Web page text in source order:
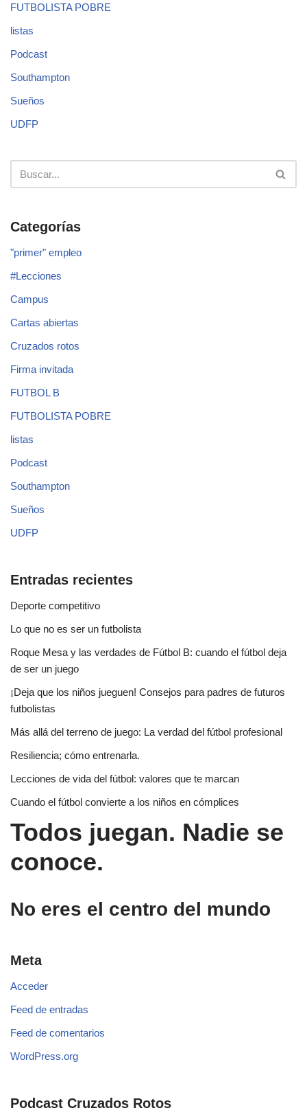
FUTBOLISTA POBRE
listas
Podcast
Southampton
Sueños
UDFP
Categorías
"primer" empleo
#Lecciones
Campus
Cartas abiertas
Cruzados rotos
Firma invitada
FUTBOL B
FUTBOLISTA POBRE
listas
Podcast
Southampton
Sueños
UDFP
Entradas recientes
Deporte competitivo
Lo que no es ser un futbolista
Roque Mesa y las verdades de Fútbol B: cuando el fútbol deja
de ser un juego
¡Deja que los niños jueguen! Consejos para padres de futuros
futbolistas
Más allá del terreno de juego: La verdad del fútbol profesional
Resiliencia; cómo entrenarla.
Lecciones de vida del fútbol: valores que te marcan
Cuando el fútbol convierte a los niños en cómplices
Todos juegan. Nadie se
conoce.
No eres el centro del mundo
Meta
Acceder
Feed de entradas
Feed de comentarios
WordPress.org
Podcast Cruzados Rotos